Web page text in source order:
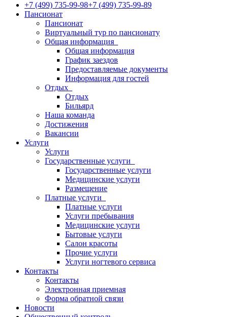
+7 (499) 735-99-98+7 (499) 735-99-89
Пансионат
Пансионат
Виртуальный тур по пансионату
Общая информация
Общая информация
График заездов
Предоставляемые документы
Информация для гостей
Отдых
Отдых
Бильярд
Наша команда
Достижения
Вакансии
Услуги
Услуги
Государственные услуги
Государственные услуги
Медицинские услуги
Размещение
Платные услуги
Платные услуги
Услуги пребывания
Медицинские услуги
Бытовые услуги
Салон красоты
Прочие услуги
Услуги ногтевого сервиса
Контакты
Контакты
Электронная приемная
Форма обратной связи
Новости